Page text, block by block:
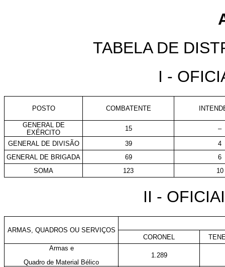
TABELA DE
I -
POSTO COMBATENTE
GENERAL DE
EXÉRCITO
15
–
GENERAL DE DIVISÃO
39
4
GENERAL DE BRIGADA
69
6
SOMA
123 10
II -
ARMAS, QUADROS OU SERVIÇOS
CORONEL
Armas e
Quadro de Material Bélico
1.289